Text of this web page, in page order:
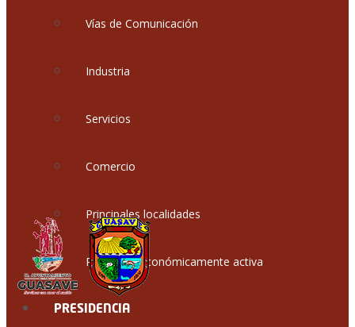
Vías de Comunicación
Industria
Servicios
Comercio
Principales localidades
Población económicamente activa
PRESIDENCIA